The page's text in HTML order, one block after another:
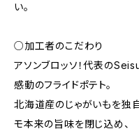
い。
○加工者のこだわり
アソンブロッソ！代表の
感動のフライドポテト。
北海道産のじゃがいもを独
モ本来の旨味を閉じ込め、